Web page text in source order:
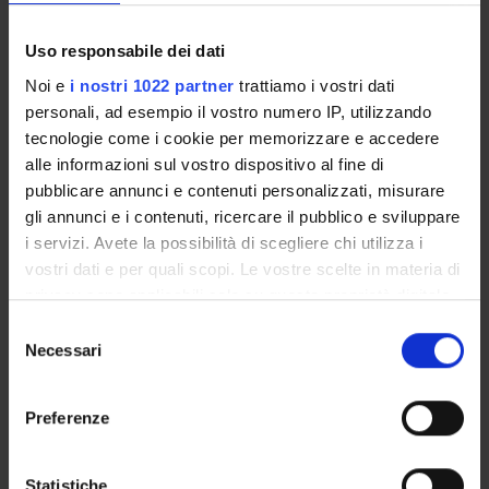
Uso responsabile dei dati
Noi e i nostri 1022 partner trattiamo i vostri dati
personali, ad esempio il vostro numero IP, utilizzando
tecnologie come i cookie per memorizzare e accedere
alle informazioni sul vostro dispositivo al fine di
pubblicare annunci e contenuti personalizzati, misurare
gli annunci e i contenuti, ricercare il pubblico e sviluppare
i servizi. Avete la possibilità di scegliere chi utilizza i
vostri dati e per quali scopi. Le vostre scelte in materia di
privacy sono applicabili solo su questa proprietà digitale
modificare o revocare il proprio consenso in qualsiasi
momento dalla Dichiarazione sui cookie o facendo clic
raccogliere informazioni sulla tua posizione
delNecessari
Preferenze
Professore associato
Sandrini Giuseppe
Professore ordinario
Soldani Arnaldo
Professore ordinario
Vender Maria
Professore associato
Viola Corrado
Professore ordinario
Zangrandi Alessandra